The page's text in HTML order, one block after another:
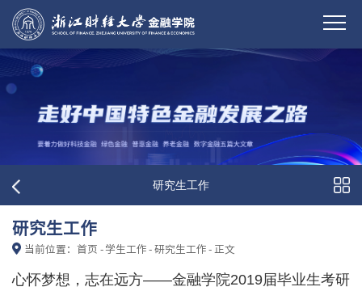
研究生工作
研究生工作
当前位置：首页 -学生工作-研究生工作-正文
心怀梦想，志在远方——金融学院2019届毕业生考研